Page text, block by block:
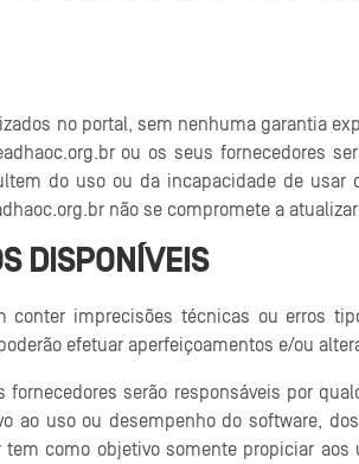
no portal, sem nenhuma garantia
ou os seus fornecedores
do uso ou da incapacidade de usar
não se compromete a
DISPONÍVEIS
imprecisões técnicas ou erros
efetuar aperfeiçoamentos e/ou
serão responsáveis por
ao uso ou desempenho do software,
como objetivo somente propiciar